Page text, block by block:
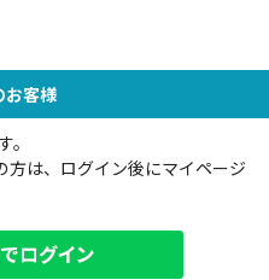
お客様
方は、ログイン後にマイページ